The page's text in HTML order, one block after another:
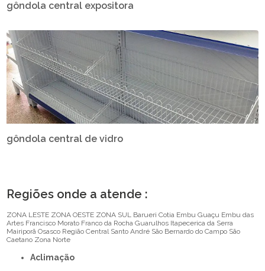
gôndola central expositora
gôndola central de vidro
Regiões onde a atende :
ZONA LESTE ZONA OESTE ZONA SUL Barueri Cotia Embu Guaçu Embu das
Artes Francisco Morato Franco da Rocha Guarulhos Itapecerica da Serra
Mairiporã Osasco Região Central Santo André São Bernardo do Campo São
Caetano Zona Norte
Aclimação